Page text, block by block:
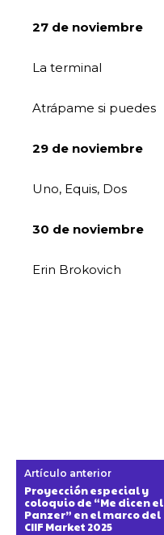
27 de noviembre
La terminal
Atrápame si puedes
29 de noviembre
Uno, Equis, Dos
30 de noviembre
Erin Brokovich
Artículo anterior
Proyección especial y
coloquio de “Me dicen el
Panzer” en el marco del
CIIF Market 2025